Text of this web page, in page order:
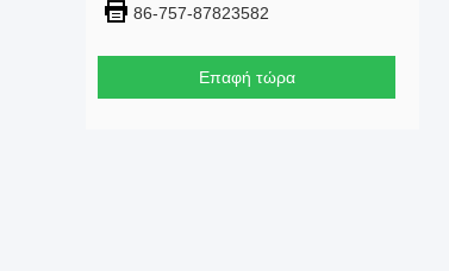
86-757-87823582
Επαφή τώρα